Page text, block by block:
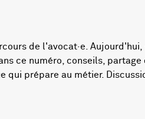
de l'avocat·e.
ce numéro, conseils,
qui prépare au métier.